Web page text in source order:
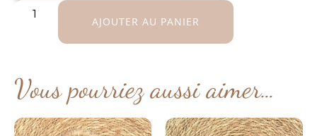
AJOUTER AU PANIER
Vous pourriez aussi aimer…